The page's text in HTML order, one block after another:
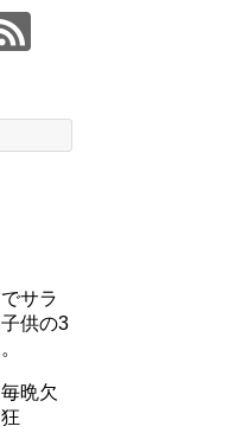
サラ
供の3
晩欠